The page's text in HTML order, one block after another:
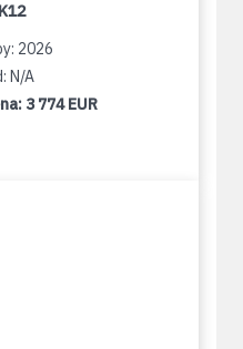
2026
N/A
3 774 EUR